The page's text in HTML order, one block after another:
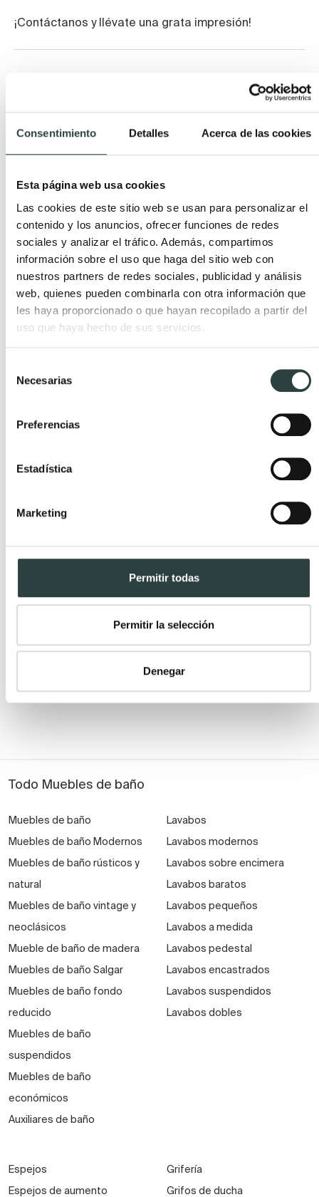
Consentimiento Detalles Acerca de las cookies
Esta página web usa cookies
Las cookies de este sitio web se usan para personalizar el
contenido y los anuncios, ofrecer funciones de redes
sociales y analizar el tráfico. Además, compartimos
información sobre el uso que haga del sitio web con
nuestros partners de redes sociales, publicidad y análisis
web, quienes pueden combinarla con otra información que
les haya proporcionado o que hayan recopilado a partir del
uso que haya hecho de sus servicios.
Necesarias
Preferencias
Estadística
Marketing
Permitir todas
Permitir la selección
Denegar
¡Contáctanos y llévate una grata impresión!
Muebles para un baño infantil
¿Cómo instalar un lavabo suspendido?
Publicada el 25 Abril, 2023 por TODOMUEBLES.
Todo Muebles de baño
Muebles de baño
Muebles de baño Modernos
Muebles de baño rústicos y
natural
Muebles de baño vintage y
neoclásicos
Mueble de baño de madera
Muebles de baño Salgar
Muebles de baño fondo
reducido
Muebles de baño
suspendidos
Muebles de baño
económicos
Auxiliares de baño
Lavabos
Lavabos modernos
Lavabos sobre encimera
Lavabos baratos
Lavabos pequeños
Lavabos a medida
Lavabos pedestal
Lavabos encastrados
Lavabos suspendidos
Lavabos dobles
Espejos
Espejos de aumento
Grifería
Grifos de ducha